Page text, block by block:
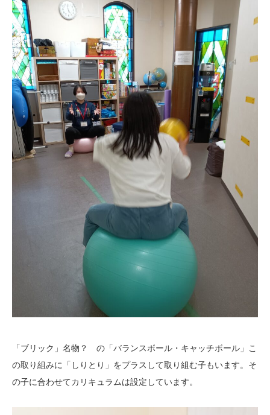
「ブリック」名物？ の「バランスボール・キャッチボール」こ
の取り組みに「しりとり」をプラスして取り組む子もいます。そ
の子に合わせてカリキュラムは設定しています。